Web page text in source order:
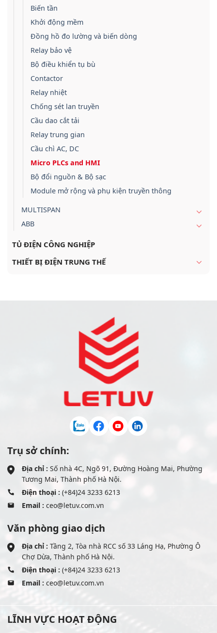
Biến tần
Khởi động mềm
Đồng hồ đo lường và biến dòng
Relay bảo vệ
Bộ điều khiển tụ bù
Contactor
Relay nhiệt
Chống sét lan truyền
Cầu dao cắt tải
Relay trung gian
Cầu chì AC, DC
Micro PLCs and HMI
Bộ đổi nguồn & Bộ sạc
Module mở rộng và phụ kiện truyền thông
MULTISPAN
ABB
TỦ ĐIỆN CÔNG NGHIỆP
THIẾT BỊ ĐIỆN TRUNG THẾ
Trụ sở chính:
Địa chỉ : Số nhà 4C, Ngõ 91, Đường Hoàng Mai, Phường
Tương Mai, Thành phố Hà Nội.
Điện thoại : (+84)24 3233 6213
Email : ceo@letuv.com.vn
Văn phòng giao dịch
Địa chỉ : Tầng 2, Tòa nhà RCC số 33 Láng Hạ, Phường Ô
Chợ Dừa, Thành phố Hà Nội.
Điện thoại : (+84)24 3233 6213
Email : ceo@letuv.com.vn
LĨNH VỰC HOẠT ĐỘNG